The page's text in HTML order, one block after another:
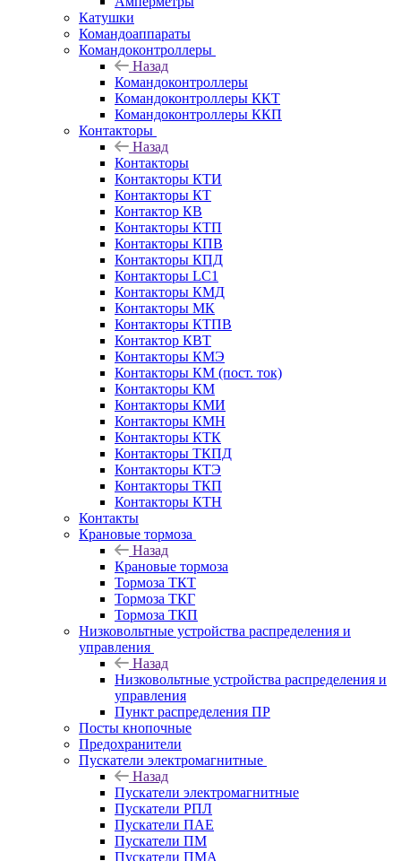
Катушки
Командоаппараты
Командоконтроллеры
Назад
Командоконтроллеры
Командоконтроллеры ККТ
Командоконтроллеры ККП
Контакторы
Назад
Контакторы
Контакторы КТИ
Контакторы КТ
Контактор КВ
Контакторы КТП
Контакторы КПВ
Контакторы КПД
Контакторы LC1
Контакторы КМД
Контакторы МК
Контакторы КТПВ
Контактор КВТ
Контакторы КМЭ
Контакторы КМ (пост. ток)
Контакторы КМ
Контакторы КМИ
Контакторы КМН
Контакторы КТК
Контакторы ТКПД
Контакторы КТЭ
Контакторы ТКП
Контакторы КТН
Контакты
Крановые тормоза
Назад
Крановые тормоза
Тормоза ТКТ
Тормоза ТКГ
Тормоза ТКП
Низковольтные устройства распределения и
управления
Назад
Низковольтные устройства распределения и
управления
Пункт распределения ПР
Посты кнопочные
Предохранители
Пускатели электромагнитные
Назад
Пускатели электромагнитные
Пускатели РПЛ
Пускатели ПАЕ
Пускатели ПМ
Пускатели ПМА